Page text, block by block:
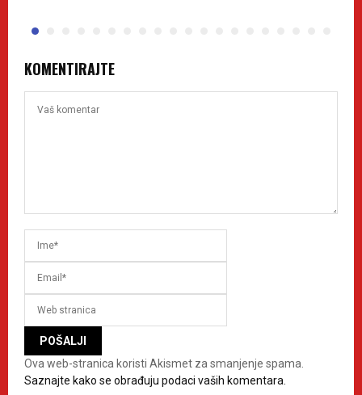
KOMENTIRAJTE
Ova web-stranica koristi Akismet za smanjenje spama.
Saznajte kako se obrađuju podaci vaših komentara.